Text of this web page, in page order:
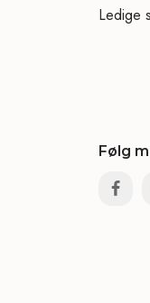
Ledige
Følg